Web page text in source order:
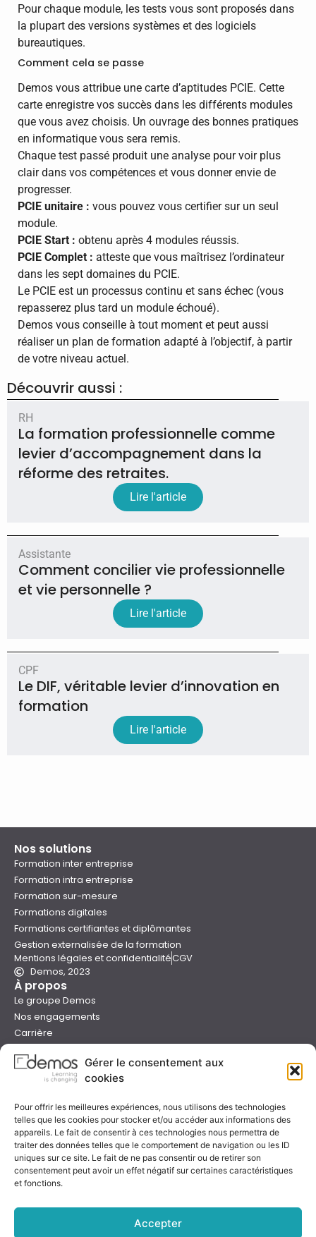
Gérer le consentement aux
cookies
Pour offrir les meilleures expériences, nous utilisons des technologies
telles que les cookies pour stocker et/ou accéder aux informations des
appareils. Le fait de consentir à ces technologies nous permettra de
traiter des données telles que le comportement de navigation ou les ID
uniques sur ce site. Le fait de ne pas consentir ou de retirer son
consentement peut avoir un effet négatif sur certaines caractéristiques
et fonctions.
Accepter
Découvrir aussi :
RH
La formation professionnelle comme
levier d’accompagnement dans la
réforme des retraites.
Lire l'article
Assistante
Comment concilier vie professionnelle
et vie personnelle ?
Lire l'article
CPF
Le DIF, véritable levier d’innovation en
formation
Lire l'article
Pour chaque module, les tests vous sont proposés dans
la plupart des versions systèmes et des logiciels
bureautiques.
Comment cela se passe
Demos vous attribue une carte d’aptitudes PCIE. Cette
carte enregistre vos succès dans les différents modules
que vous avez choisis. Un ouvrage des bonnes pratiques
en informatique vous sera remis.
Chaque test passé produit une analyse pour voir plus
clair dans vos compétences et vous donner envie de
progresser.
PCIE unitaire : vous pouvez vous certifier sur un seul
module.
PCIE Start : obtenu après 4 modules réussis.
PCIE Complet : atteste que vous maîtrisez l’ordinateur
dans les sept domaines du PCIE.
Le PCIE est un processus continu et sans échec (vous
repasserez plus tard un module échoué).
Demos vous conseille à tout moment et peut aussi
réaliser un plan de formation adapté à l’objectif, à partir
de votre niveau actuel.
Nos solutions
Formation inter entreprise
Formation intra entreprise
Formation sur-mesure
Formations digitales
Formations certifiantes et diplômantes
Gestion externalisée de la formation
Mentions légales et confidentialitéCGV
Demos, 2023
À propos
Le groupe Demos
Nos engagements
Carrière
Presse
Catalogues
Aide
Nous contacter
Nous trouver
Préparer sa formation
Sessions garanties
Qualité & certification